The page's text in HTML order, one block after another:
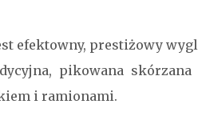
efektowny, prestiżowy
pikowana
i ramionami.